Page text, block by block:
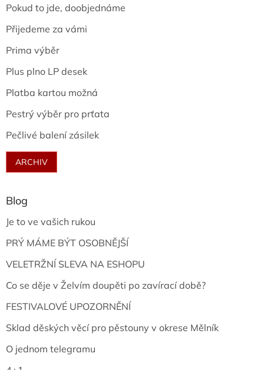
Pokud to jde, doobjednáme
Přijedeme za vámi
Prima výběr
Plus plno LP desek
Platba kartou možná
Pestrý výběr pro prťata
Pečlivé balení zásilek
ARCHIV
Blog
Je to ve vašich rukou
PRÝ MÁME BÝT OSOBNĚJŠÍ
VELETRŽNÍ SLEVA NA ESHOPU
Co se děje v Želvím doupěti po zavírací době?
FESTIVALOVÉ UPOZORNĚNÍ
Sklad děských věcí pro pěstouny v okrese Mělník
O jednom telegramu